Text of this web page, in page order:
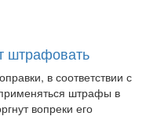
штрафовать
в соответствии с
штрафы в
вопреки его